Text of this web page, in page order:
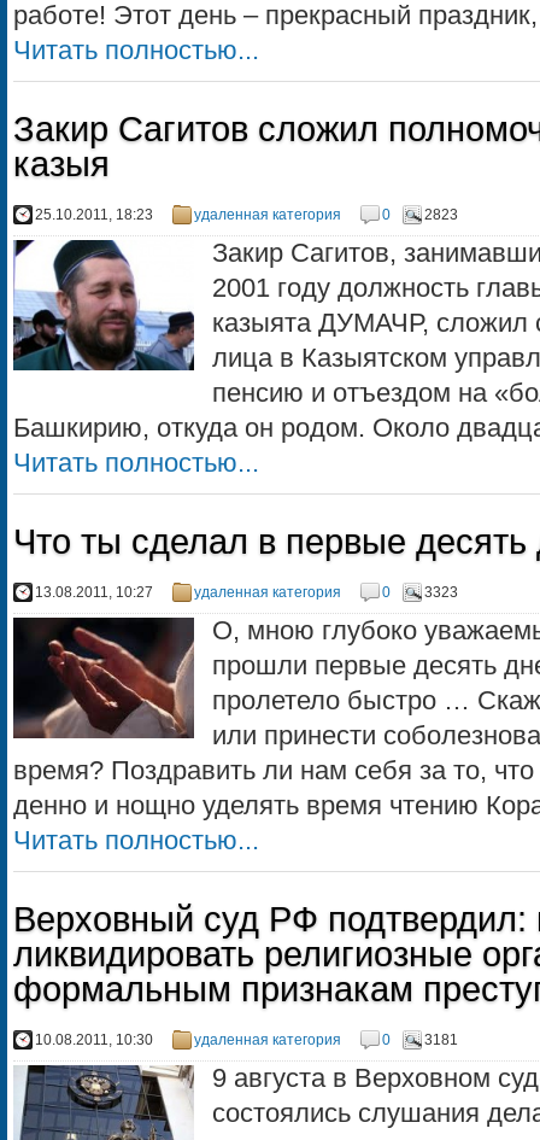
работе! Этот день – прекрасный
Читать полностью...
Закир Сагитов сложил
казыя
25.10.2011, 18:23 удаленная категория 0 2823
Закир Сагитов,
2001 году должность
казыята ДУМАЧР, сложил
лица в Казыятском
пенсию и отъездом на
Башкирию, откуда он родом. Около
Читать полностью...
Что ты сделал в первые
13.08.2011, 10:27 удаленная категория 0 3323
О, мною глубоко
прошли первые десять
пролетело быстро …
или принести
время? Поздравить ли нам себя за то,
денно и нощно уделять время чтению
Читать полностью...
Верховный суд РФ подтвердил:
ликвидировать религиозные
формальным признакам
10.08.2011, 10:30 удаленная категория 0 3181
9 августа в Верховном
состоялись слушания